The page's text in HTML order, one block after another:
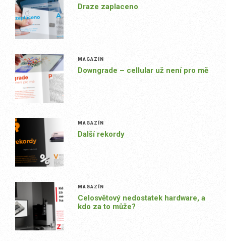
Draze zaplaceno
MAGAZÍN
Downgrade – cellular už není pro mě
MAGAZÍN
Další rekordy
MAGAZÍN
Celosvětový nedostatek hardware, a
kdo za to může?